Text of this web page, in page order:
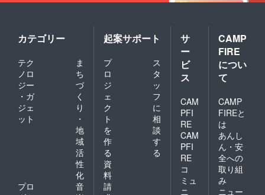
カテゴリー
テク
ノロ
ジー
・ガ
ジェ
ット
ま
ち
づ
く
り
・
地
域
活
性
化
プロ
音
起案サポート
プ
ロ
ジ
ェ
ク
ト
を
作
る
ス
タ
ッ
フ
に
相
談
す
る
資
料
請
サ
ー
ビ
ス
CAM
PFI
RE
CAM
PFI
RE
コ
ミュ
ニ
CAMP
FIRE
につい
て
CAMP
FIREと
は
あんし
ん・安
全への
取り組
み
ニュー